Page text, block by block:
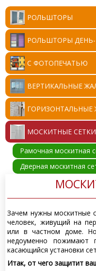
РОЛЬШТОРЫ
РОЛЬШТОРЫ
C ФОТОПЕЧАТЬЮ
ВЕРТИКАЛЬНЫЕ
ГОРИЗОНТАЛЬНЫЕ
МОСКИТНЫЕ СЕТКИ
Рамочная москитная
Дверная москитная
Зачем нужны москитные
человек, живущий на
или в частном доме.
недоуменно пожимают
касающийся установки
Итак, от чего защитит